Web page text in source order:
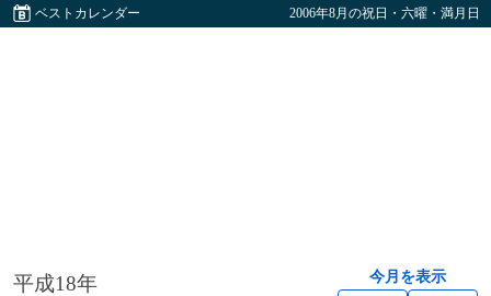
ベストカレンダー 2006年8月の祝日・六曜・満月日
平成18年 今月を表示